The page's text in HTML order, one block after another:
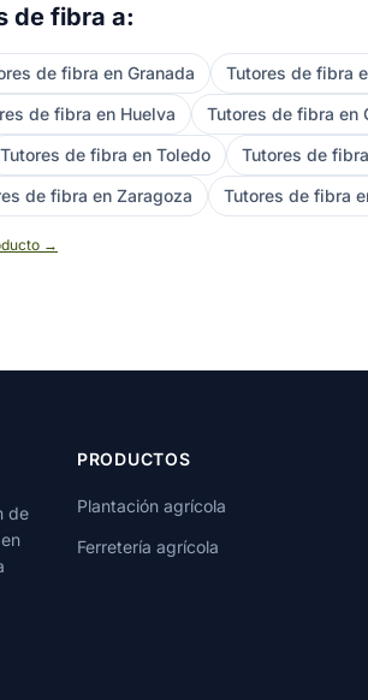
de fibra a:
de fibra en Granada Tutores de fibra
de fibra en Huelva Tutores de fibra en
Tutores de fibra en Toledo Tutores de
de fibra en Zaragoza Tutores de fibra
→
de
PRODUCTOS
Plantación agrícola
Ferretería agrícola